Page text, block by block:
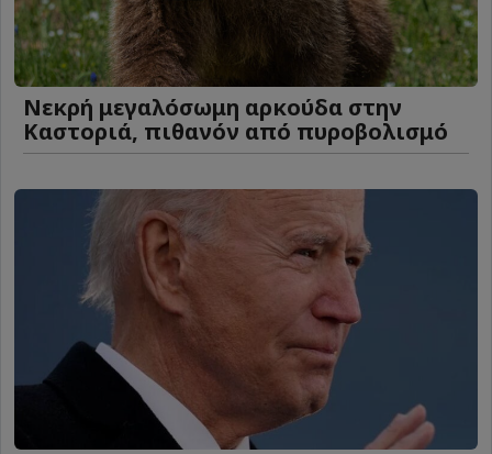
Νεκρή μεγαλόσωμη αρκούδα στην
Καστοριά, πιθανόν από πυροβολισμό